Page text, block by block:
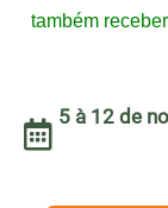
também
5 à 12 de